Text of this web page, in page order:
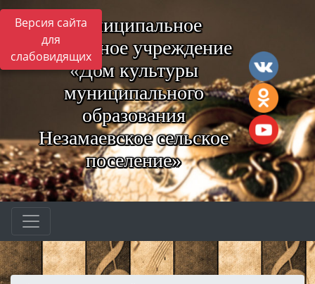
Версия сайта
для
слабовидящих
Муниципальное
бюджетное учреждение
«Дом культуры
муниципального
образования
Незамаевское сельское
поселение»